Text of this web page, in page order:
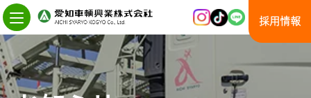
Skip
to
the
content
採用情報